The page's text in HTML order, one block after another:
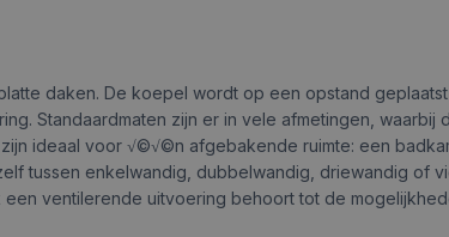
daken. De koepel wordt op een opstand
Standaardmaten zijn er in vele afmetingen, waarbij
ideaal voor √©√©n afgebakende ruimte: een
tussen enkelwandig, dubbelwandig, driewandig of
een ventilerende uitvoering behoort tot de